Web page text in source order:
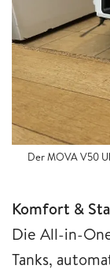
Der MOVA V50
Komfort &
Die All-in-
Tanks,